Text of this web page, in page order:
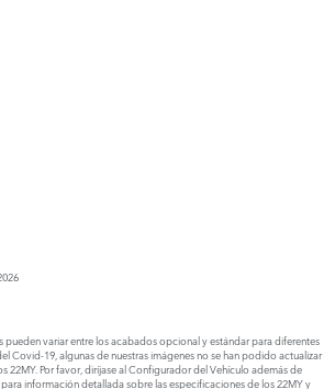
pueden variar entre los acabados opcional y estándar para diferentes
Covid-19, algunas de nuestras imágenes no se han podido actualizar
22MY. Por favor, diríjase al Configurador del Vehículo además de
información detallada sobre las especificaciones de los 22MY y